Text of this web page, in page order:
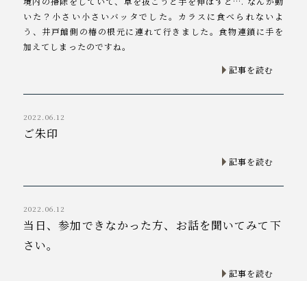
いた？小さい小さいバッタでした。カラスに食べられないよ
う、井戸館側の椿の根元に連れて行きました。食物連鎖に手を
加えてしまったのですね。
記事を読む
2022.06.12
ご朱印
記事を読む
2022.06.12
当日、参加できなかった方、お話を聞いてみて下
さい。
記事を読む